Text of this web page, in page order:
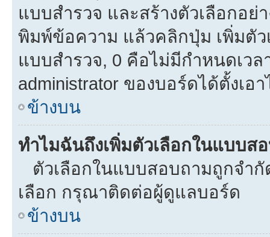
แบบสำรวจ และสร้างตัวเลือกอย่
พิมพ์ข้อความ แล้วคลิกปุ่ม เพิ่มตั
แบบสำรวจ, 0 คือไม่มีกำหนดเว
administrator ของบอร์ดได้ตั้งเอา
ข้างบน
ทำไมฉันถึงเพิ่มตัวเลือกในแบบส
ตัวเลือกในแบบสอบถามถูกจำ
เลือก กรุณาติดต่อผู้ดูแลบอร์ด
ข้างบน